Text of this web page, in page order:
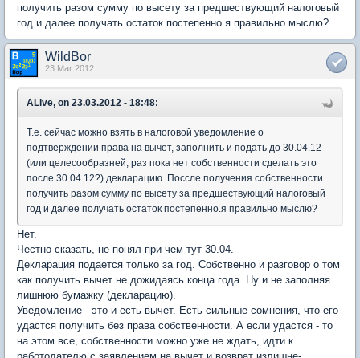
получить разом сумму по высету за предшествующий налоговый
год и далее получать остаток постепенно.я правильно мыслю?
WildBor
23 Mar 2012
ALive, on 23.03.2012 - 18:48:
Т.е. сейчас можно взять в налоговой уведомление о
подтверждении права на вычет, заполнить и подать до 30.04.12
(или целесообразней, раз пока нет собственности сделать это
после 30.04.12?) декларацию. Поссле получения собственности
получить разом сумму по высету за предшествующий налоговый
год и далее получать остаток постепенно.я правильно мыслю?
Нет.
Честно сказать, не понял при чем тут 30.04.
Декларация подается только за год. Собственно и разговор о том
как получить вычет не дожидаясь конца года. Ну и не заполняя
лишнюю бумажку (декларацию).
Уведомление - это и есть вычет. Есть сильные сомнения, что его
удастся получить без права собственности. А если удастся - то
на этом все, собственности можно уже не ждать, идти к